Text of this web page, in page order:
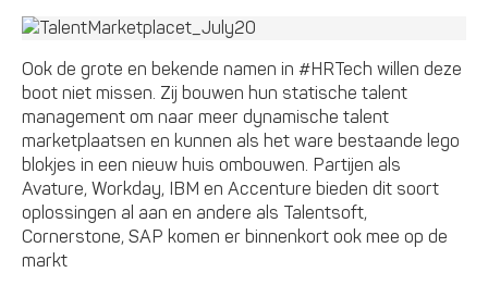
Ook de grote en bekende namen in #HRTech willen deze
boot niet missen. Zij bouwen hun statische talent
management om naar meer dynamische talent
marketplaatsen en kunnen als het ware bestaande lego
blokjes in een nieuw huis ombouwen. Partijen als
Avature, Workday, IBM en Accenture bieden dit soort
oplossingen al aan en andere als Talentsoft,
Cornerstone, SAP komen er binnenkort ook mee op de
markt